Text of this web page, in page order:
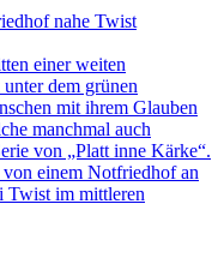
nahe Twist
einer weiten
dem grünen
mit ihrem Glauben
manchmal auch
von „Platt inne Kärke“.
einem Notfriedhof an
Twist im mittleren